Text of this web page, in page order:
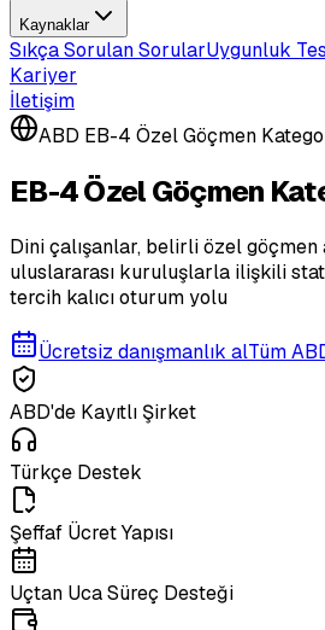
Kaynaklar
Sıkça Sorulan SorularUygunluk
Kariyer
İletişim
ABD EB-4 Özel Göçmen
EB-4 Özel Göçmen
Dini çalışanlar, belirli özel göçmen
uluslararası kuruluşlarla ilişkili
tercih kalıcı oturum yolu
Ücretsiz danışmanlık alTüm
ABD'de Kayıtlı Şirket
Türkçe Destek
Şeffaf Ücret Yapısı
Uçtan Uca Süreç Desteği